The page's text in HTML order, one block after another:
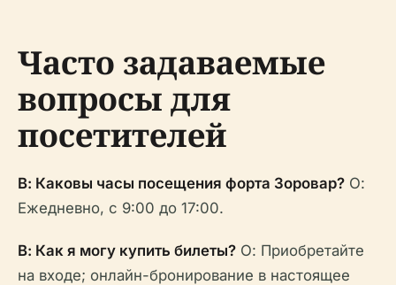
Часто задаваемые
вопросы для
посетителей
В: Каковы часы посещения форта Зоровар? О:
Ежедневно, с 9:00 до 17:00.
В: Как я могу купить билеты? О: Приобретайте
на входе; онлайн-бронирование в настоящее